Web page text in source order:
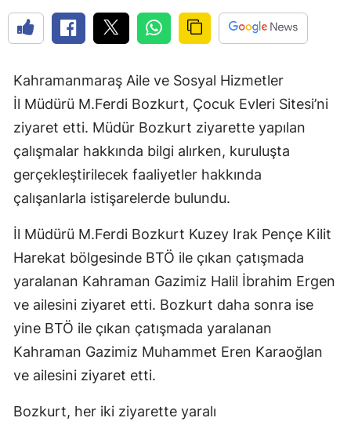
Kahramanmaraş Aile ve Sosyal Hizmetler
İl Müdürü M.Ferdi Bozkurt, Çocuk Evleri Sitesi’ni
ziyaret etti. Müdür Bozkurt ziyarette yapılan
çalışmalar hakkında bilgi alırken, kuruluşta
gerçekleştirilecek faaliyetler hakkında
çalışanlarla istişarelerde bulundu.
İl Müdürü M.Ferdi Bozkurt Kuzey Irak Pençe Kilit
Harekat bölgesinde BTÖ ile çıkan çatışmada
yaralanan Kahraman Gazimiz Halil İbrahim Ergen
ve ailesini ziyaret etti. Bozkurt daha sonra ise
yine BTÖ ile çıkan çatışmada yaralanan
Kahraman Gazimiz Muhammet Eren Karaoğlan
ve ailesini ziyaret etti.
Bozkurt, her iki ziyarette yaralı